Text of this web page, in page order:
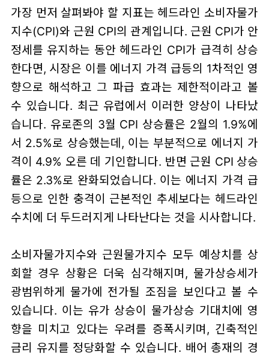
가장 먼저 살펴봐야 할 지표는 헤드라인 소비자물가
지수(CPI)와 근원 CPI의 관계입니다. 근원 CPI가 안
정세를 유지하는 동안 헤드라인 CPI가 급격히 상승
한다면, 시장은 이를 에너지 가격 급등의 1차적인 영
향으로 해석하고 그 파급 효과는 제한적이라고 볼
수 있습니다. 최근 유럽에서 이러한 양상이 나타났
습니다. 유로존의 3월 CPI 상승률은 2월의 1.9%에
서 2.5%로 상승했는데, 이는 부분적으로 에너지 가
격이 4.9% 오른 데 기인합니다. 반면 근원 CPI 상승
률은 2.3%로 완화되었습니다. 이는 에너지 가격 급
등으로 인한 충격이 근본적인 추세보다는 헤드라인
수치에 더 두드러지게 나타난다는 것을 시사합니다.
소비자물가지수와 근원물가지수 모두 예상치를 상
회할 경우 상황은 더욱 심각해지며, 물가상승세가
광범위하게 물가에 전가될 조짐을 보인다고 볼 수
있습니다. 이는 유가 상승이 물가상승 기대치에 영
향을 미치고 있다는 우려를 증폭시키며, 긴축적인
금리 유지를 정당화할 수 있습니다. 배어 총재의 경